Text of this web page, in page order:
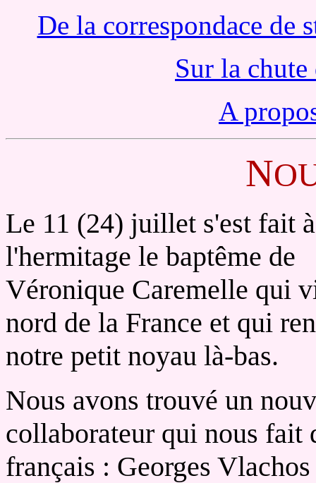
De la correspondace de
Sur la
A
N
Le 11 (24) juillet s'est fait à
l'hermitage le baptême de
Véronique Caremelle qui
nord de la France et qui
notre petit noyau là-bas.
Nous avons trouvé un
collaborateur qui nous fait
français : Georges